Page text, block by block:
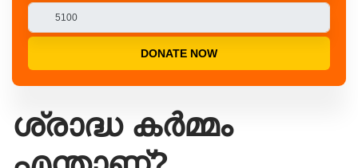
DONATE NOW
ശ്രാദ്ധ കർമ്മം